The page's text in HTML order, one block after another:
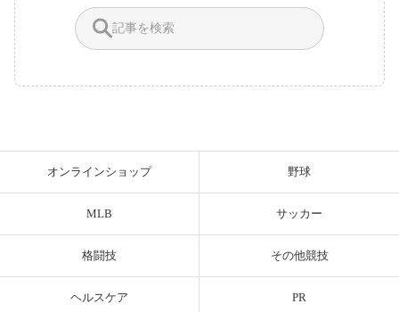
オンラインショップ 野球
MLB サッカー
格闘技 その他競技
ヘルスケア PR